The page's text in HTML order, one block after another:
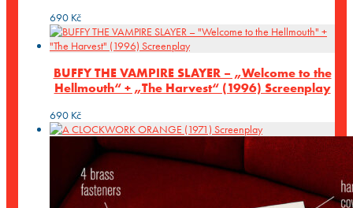
690 Kč
BUFFY THE VAMPIRE SLAYER – „Welcome to the
Hellmouth“ + „The Harvest“ (1996) Screenplay
690 Kč